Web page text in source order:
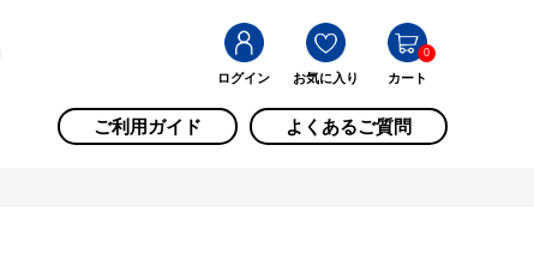
ログイン お気に入り カート
0
ご利用ガイド よくあるご質問